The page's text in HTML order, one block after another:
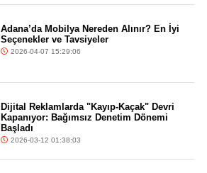
Adana’da Mobilya Nereden Alınır? En İyi
Seçenekler ve Tavsiyeler
2026-04-07 15:29:06
Dijital Reklamlarda "Kayıp-Kaçak" Devri
Kapanıyor: Bağımsız Denetim Dönemi
Başladı
2026-03-12 01:38:03